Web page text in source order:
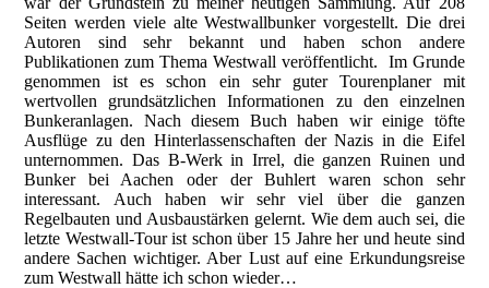
Seiten werden viele alte Westwallbunker vorgestellt. Die drei
Autoren sind sehr bekannt und haben schon andere
Publikationen zum Thema Westwall veröffentlicht. Im Grunde
genommen ist es schon ein sehr guter Tourenplaner mit
wertvollen grundsätzlichen Informationen zu den einzelnen
Bunkeranlagen. Nach diesem Buch haben wir einige töfte
Ausflüge zu den Hinterlassenschaften der Nazis in die Eifel
unternommen. Das B-Werk in Irrel, die ganzen Ruinen und
Bunker bei Aachen oder der Buhlert waren schon sehr
interessant. Auch haben wir sehr viel über die ganzen
Regelbauten und Ausbaustärken gelernt. Wie dem auch sei, die
letzte Westwall-Tour ist schon über 15 Jahre her und heute sind
andere Sachen wichtiger. Aber Lust auf eine Erkundungsreise
zum Westwall hätte ich schon wieder…